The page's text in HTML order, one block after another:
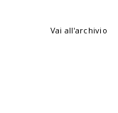
Vai all'archivio